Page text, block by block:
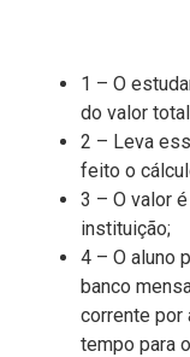
1 – O
do valor
2 – Leva
feito o
3 – O valor
instituição;
4 – O aluno
banco
corrente por
tempo para